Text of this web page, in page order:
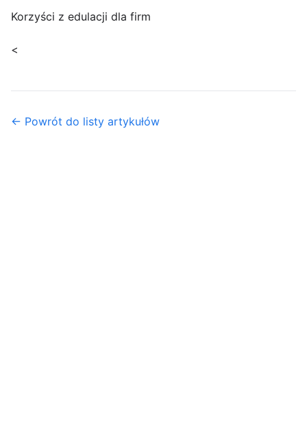
Korzyści z edulacji dla firm
<
← Powrót do listy artykułów